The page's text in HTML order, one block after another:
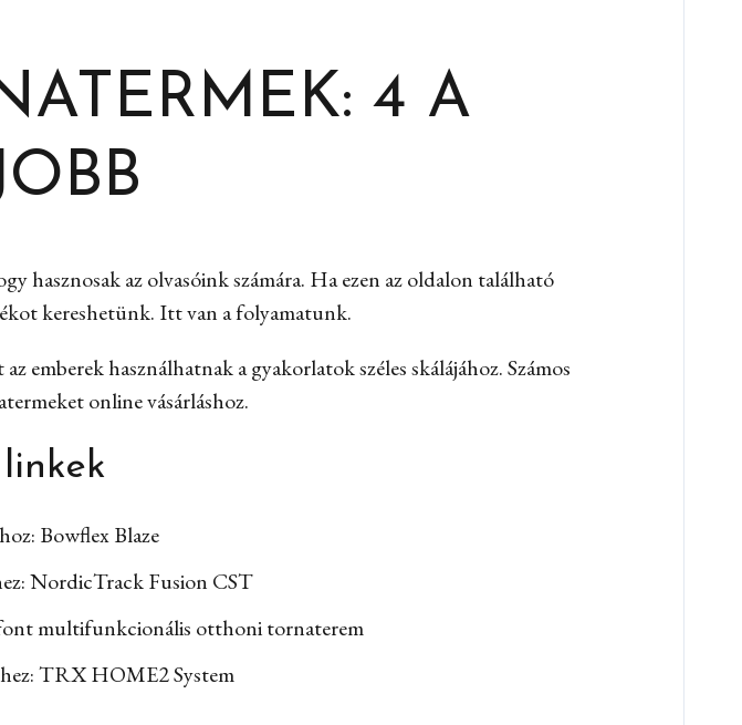
4 A
az olvasóink számára. Ha ezen az oldalon található
kereshetünk. Itt van a folyamatunk.
emberek használhatnak a gyakorlatok széles skálájához. Számos
online vásárláshoz.
Bowflex Blaze
NordicTrack Fusion CST
multifunkcionális otthoni tornaterem
TRX HOME2 System